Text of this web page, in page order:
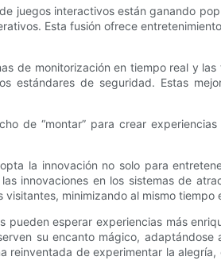
juegos interactivos están ganando
Esta fusión ofrece
de monitorización en tiempo real y
estándares de seguridad. Estas
de “montar” para crear
la innovación no solo para
innovaciones en los sistemas de
minimizando al mismo tiempo
esperar experiencias más
su encanto mágico,
de experimentar la